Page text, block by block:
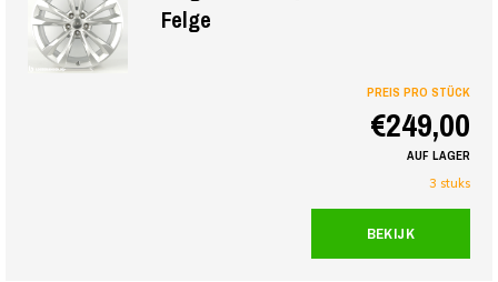
Felge
PREIS PRO STÜCK
€249,00
AUF LAGER
3 stuks
BEKIJK